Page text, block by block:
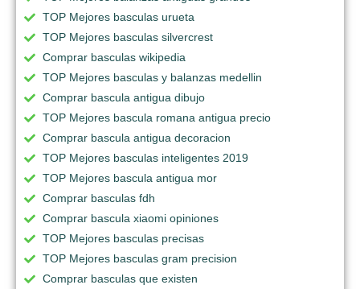
TOP Mejores basculas urueta
TOP Mejores basculas silvercrest
Comprar basculas wikipedia
TOP Mejores basculas y balanzas medellin
Comprar bascula antigua dibujo
TOP Mejores bascula romana antigua precio
Comprar bascula antigua decoracion
TOP Mejores basculas inteligentes 2019
TOP Mejores bascula antigua mor
Comprar basculas fdh
Comprar bascula xiaomi opiniones
TOP Mejores basculas precisas
TOP Mejores basculas gram precision
Comprar basculas que existen